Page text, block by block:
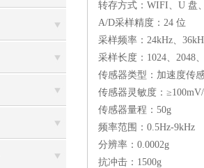
转存方式：WIFI、U 盘
A/D采样精度：24 位
采样频率：24kHz、
采样长度：1024、2048
传感器类型：加速度传
传感器灵敏度：
传感器量程：50g
频率范围：0.5Hz-9kHz
分辨率：0.0002g
抗冲击：1500g